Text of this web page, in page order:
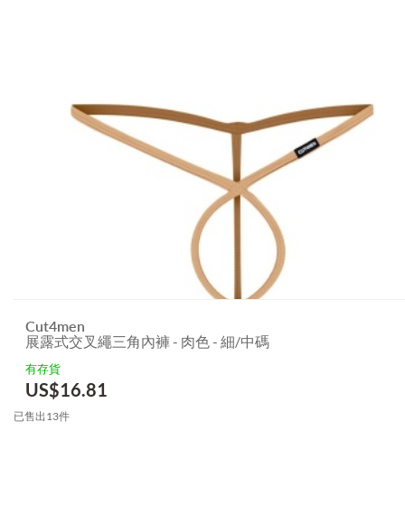
Cut4men
展露式交叉繩三角內褲 - 肉色 - 細/中碼
有存貨
US$16.81
已售出13件